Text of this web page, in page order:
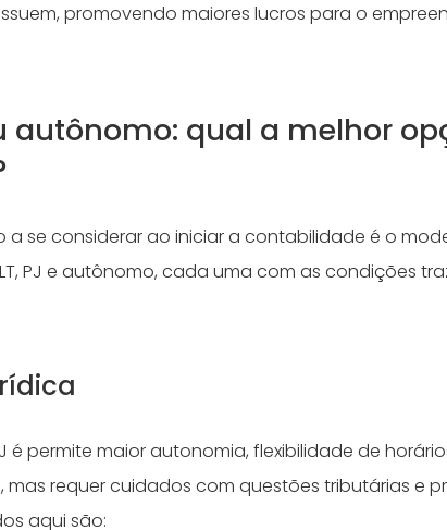
promovendo maiores lucros para o
autônomo: qual a melhor
a se considerar ao iniciar a contabilidade é o
PJ e autônomo, cada uma com as condições
é permite maior autonomia, flexibilidade de
mas requer cuidados com questões tributárias e
aqui são: